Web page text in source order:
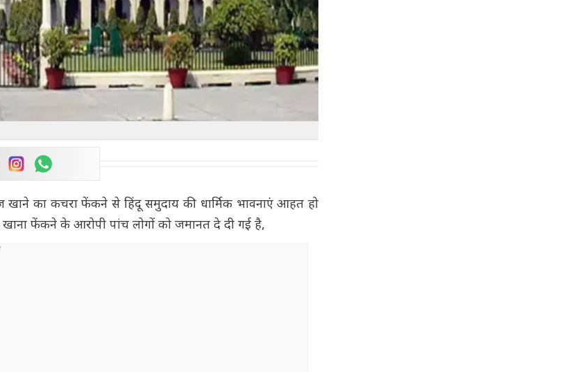
खाने का कचरा फेंकने से हिंदू समुदाय की धार्मिक भावनाएं आहत हो
खाना फेंकने के आरोपी पांच लोगों को जमानत दे दी गई है,